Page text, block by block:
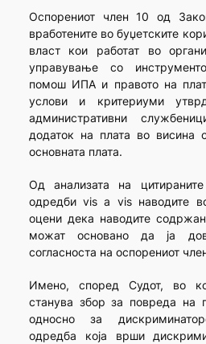
Оспорениот член 10 од
вработените во буџетските
власт кои работат во
управување со
помош ИПА и правото на
услови и критериуми
административни
додаток на плата во висина
основната плата.
Од анализата на
одредби vis a vis наводите во
оцени дека наводите
можат основано да ја
согласноста на оспорениот
Имено, според Судот, во
станува збор за повреда на
односно за
одредба која врши